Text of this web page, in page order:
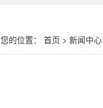
您的位置： 首页 > 新闻中心